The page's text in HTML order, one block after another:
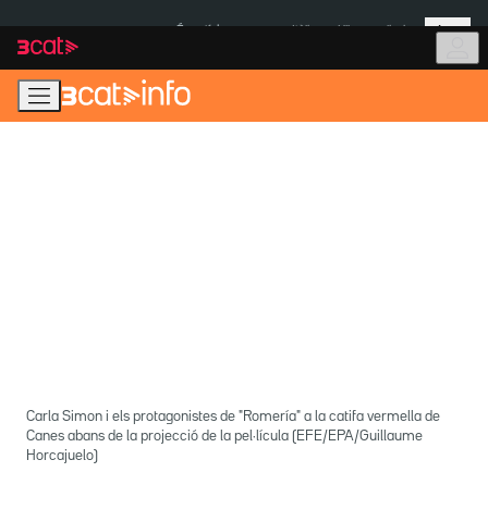
navegació
principal
contingut
Més
Carla Simon i els protagonistes de "Romería" a la catifa vermella de
Canes abans de la projecció de la pel·lícula (EFE/EPA/Guillaume
Horcajuelo)